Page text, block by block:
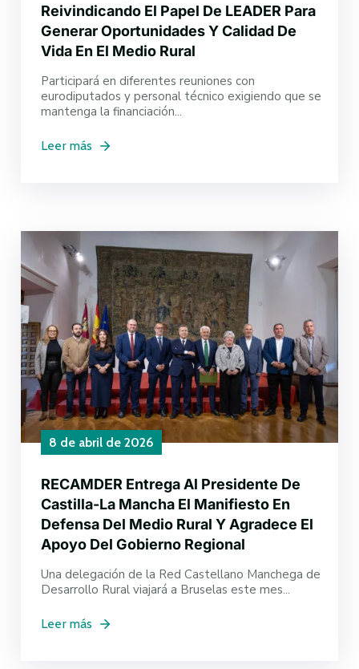
Reivindicando El Papel De LEADER Para
Generar Oportunidades Y Calidad De
Vida En El Medio Rural
Participará en diferentes reuniones con
eurodiputados y personal técnico exigiendo que se
mantenga la financiación...
Leer más
8 de abril de 2026
RECAMDER Entrega Al Presidente De
Castilla-La Mancha El Manifiesto En
Defensa Del Medio Rural Y Agradece El
Apoyo Del Gobierno Regional
Una delegación de la Red Castellano Manchega de
Desarrollo Rural viajará a Bruselas este mes...
Leer más